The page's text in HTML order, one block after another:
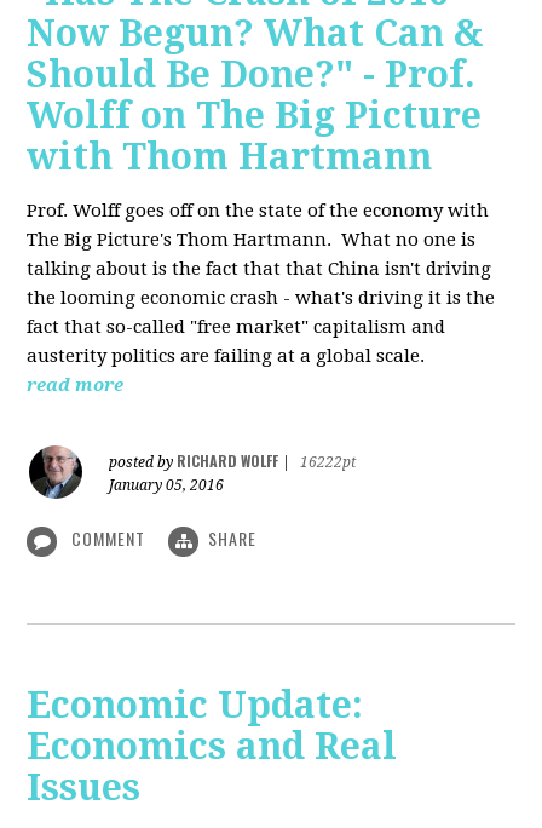
Now Begun? What Can &
Should Be Done?" - Prof.
Wolff on The Big Picture
with Thom Hartmann
Prof. Wolff goes off on the state of the economy with
The Big Picture's Thom Hartmann. What no one is
talking about is the fact that that China isn't driving
the looming economic crash - what's driving it is the
fact that so-called "free market" capitalism and
austerity politics are failing at a global scale.
read more
posted by RICHARD WOLFF
16222pt
January 05, 2016
COMMENT SHARE
Economic Update:
Economics and Real
Issues